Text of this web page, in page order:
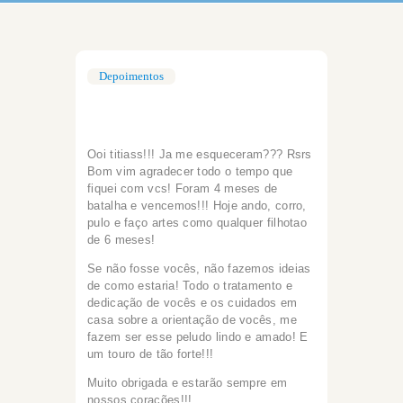
Depoimentos
Ooi titiass!!! Ja me esqueceram??? Rsrs
Bom vim agradecer todo o tempo que
fiquei com vcs! Foram 4 meses de
batalha e vencemos!!! Hoje ando, corro,
pulo e faço artes como qualquer filhotao
de 6 meses!
Se não fosse vocês, não fazemos ideias
de como estaria! Todo o tratamento e
dedicação de vocês e os cuidados em
casa sobre a orientação de vocês, me
fazem ser esse peludo lindo e amado! E
um touro de tão forte!!!
Muito obrigada e estarão sempre em
nossos corações!!!